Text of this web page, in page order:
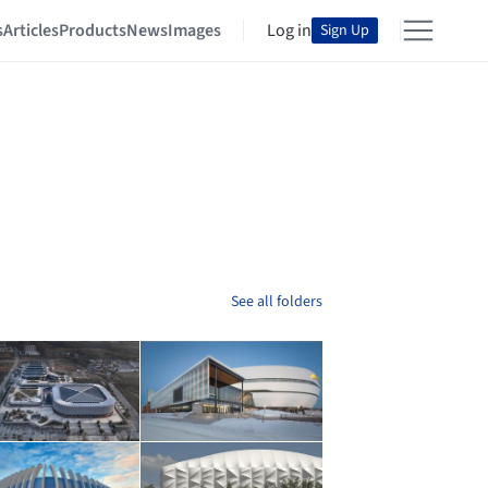
ArticlesProductsNewsImages Log in Sign Up
See all folders